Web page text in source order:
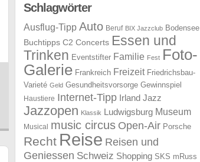
Schlagwörter
Ausflug-Tipp Auto Beruf BIX Jazzclub Bodensee
Buchtipps C2 Concerts Essen und
Trinken Eventstifter Familie Fest Foto-
Galerie Frankreich Freizeit Friedrichsbau-
Varieté Geld Gesundheitsvorsorge Gewinnspiel
Haustiere Internet-Tipp Irland Jazz
Jazzopen Klassik Ludwigsburg Museum
Musical music circus Open-Air Porsche
Recht Reise Reisen und
Geniessen Schweiz Shopping SKS mRuss